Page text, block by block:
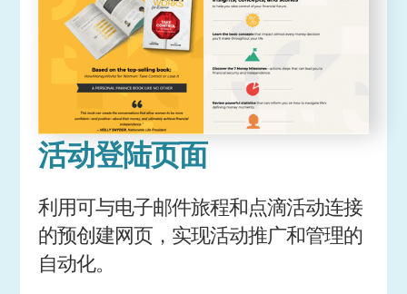
活动登陆页面
利用可与电子邮件旅程和点滴活动连接
的预创建网页，实现活动推广和管理的
自动化。